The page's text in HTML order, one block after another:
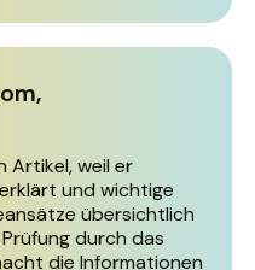
Artikel, weil er
und wichtige
übersichtlich
durch das
die Informationen